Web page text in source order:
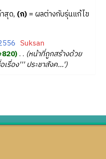
สุด, (ก)= ผลต่างกับรุ่นแก้ไข
Suksan
‎
หน้าที่ถูกสร้างด้วย
รื่อง''' ประชาสังค...'